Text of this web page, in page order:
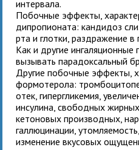
интервала.
Побочные эффекты,
дипропионата: кандидоз
рта и глотки, раздражение в
Как и другие
вызывать парадоксальный
Другие побочные эффекты,
формотерола:
отек, гипергликемия,
инсулина, свободных
кетоновых производных,
галлюцинации,
изменение вкусовых